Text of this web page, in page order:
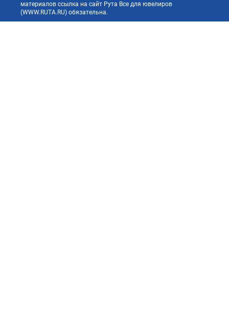
материалов ссылка на сайт Рута Все для ювелиров
(WWW.RUTA.RU) обязательна.